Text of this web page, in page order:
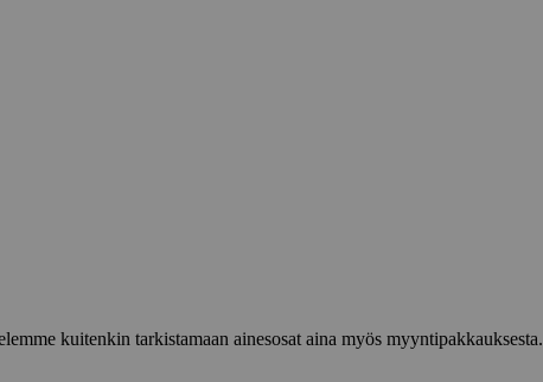
kuitenkin tarkistamaan ainesosat aina myös myyntipakkauksesta.